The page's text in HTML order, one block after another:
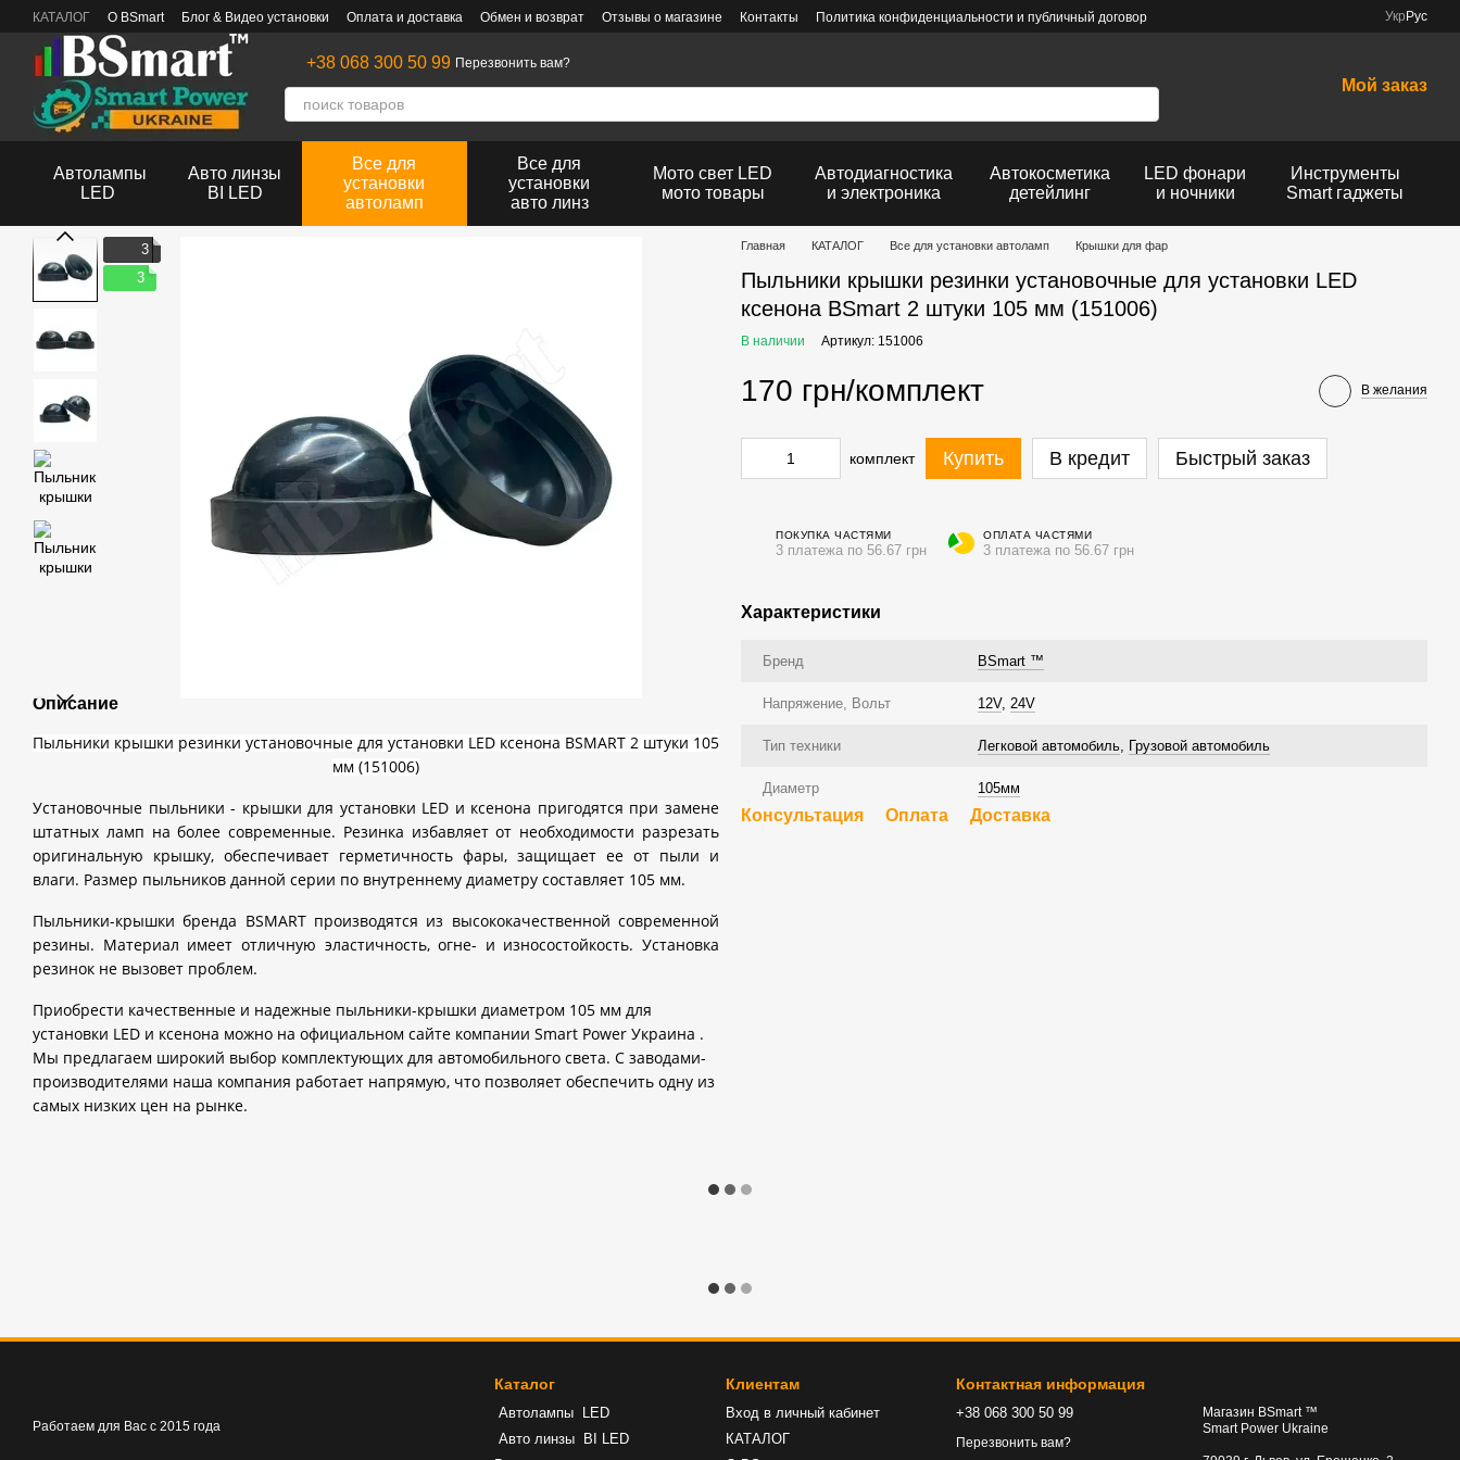
Перейти к основному контенту
КАТАЛОГ О BSmart Блог & Видео установки Оплата и доставка Обмен и возврат Отзывы о магазине Контакты Политика конфиденциальности и публичный договор Укр Рус
+38 068 300 50 99 Перезвонить вам?
Мой заказ
Автолампы
LED
Авто линзы
BI LED
Все для
установки
автоламп
Все для
установки
авто линз
Мото свет LED
мото товары
Автодиагностика
и электроника
Автокосметика
детейлинг
LED фонари
и ночники
Инструменты
Smart гаджеты
3
3
Описание
Пыльники крышки резинки установочные для установки LED ксенона BSMART 2 штуки 105
мм (151006)
Установочные пыльники - крышки для установки LED и ксенона пригодятся при замене
штатных ламп на более современные. Резинка избавляет от необходимости разрезать
оригинальную крышку, обеспечивает герметичность фары, защищает ее от пыли и
влаги. Размер пыльников данной серии по внутреннему диаметру составляет 105 мм.
Пыльники-крышки бренда BSMART производятся из высококачественной современной
резины. Материал имеет отличную эластичность, огне- и износостойкость. Установка
резинок не вызовет проблем.
Приобрести качественные и надежные пыльники-крышки диаметром 105 мм для
установки LED и ксенона можно на официальном сайте компании Smart Power Украина .
Мы предлагаем широкий выбор комплектующих для автомобильного света. С заводами-
производителями наша компания работает напрямую, что позволяет обеспечить одну из
самых низких цен на рынке.
Главная КАТАЛОГ Все для установки автоламп Крышки для фар
Пыльники крышки резинки установочные для установки LED
ксенона BSmart 2 штуки 105 мм (151006)
В наличии Артикул: 151006
170 грн/комплект В желания
комплект Купить В кредит Быстрый заказ
ПОКУПКА ЧАСТЯМИ
3 платежа по 56.67 грн
ОПЛАТА ЧАСТЯМИ
3 платежа по 56.67 грн
Характеристики
Бренд BSmart ™
Напряжение, Вольт 12V, 24V
Тип техники Легковой автомобиль, Грузовой автомобиль
Диаметр 105мм
Консультация Оплата Доставка
Работаем для Вас с 2015 года
Каталог
Автолампы LED
Авто линзы BI LED
Клиентам
Вход в личный кабинет
КАТАЛОГ
Контактная информация
+38 068 300 50 99
Перезвонить вам?
Магазин BSmart ™
Smart Power Ukraine